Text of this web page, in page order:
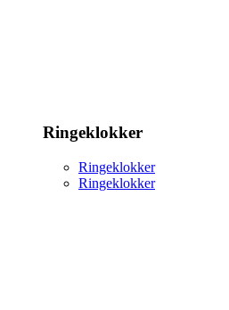
Ringeklokker
Ringeklokker
Ringeklokker